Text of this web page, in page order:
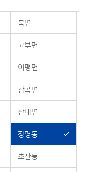
북면
고부면
이평면
감곡면
산내면
장명동
초산동